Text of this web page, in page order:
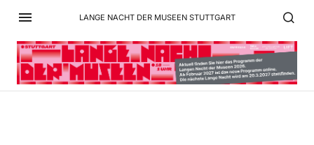
LANGE NACHT DER MUSEEN STUTTGART